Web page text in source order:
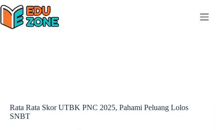
Skip
to
content
Rata Rata Skor UTBK PNC 2025, Pahami Peluang Lolos
SNBT